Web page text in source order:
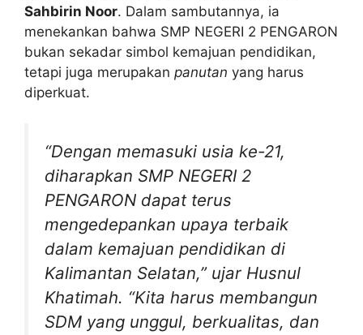
Sahbirin Noor. Dalam sambutannya, ia
menekankan bahwa SMP NEGERI 2 PENGARON
bukan sekadar simbol kemajuan pendidikan,
tetapi juga merupakan panutan yang harus
diperkuat.
“Dengan memasuki usia ke-21,
diharapkan SMP NEGERI 2
PENGARON dapat terus
mengedepankan upaya terbaik
dalam kemajuan pendidikan di
Kalimantan Selatan,” ujar Husnul
Khatimah. “Kita harus membangun
SDM yang unggul, berkualitas, dan